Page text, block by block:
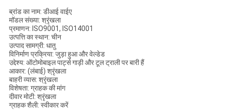
ब्रांड का नाम: डीआई वाईए
मॉडल संख्या: श्रृंखला
प्रमाणन: ISO9001, ISO14001
उत्पत्ति का स्थान: चीन
उत्पाद सामग्री: धातु
विनिर्माण प्रक्रिया: जुड़ा हुआ और वेल्डेड
उद्देश्य: ऑटोमोबाइल पार्ट्स गाड़ी और टूल ट्राली पर बारी हैं
आकार: (लंबाई) श्रृंखला
बाहरी व्यास: श्रृंखला
विशेषता: ग्राहक की मांग
दीवार मोटी: श्रृंखला
ग्राहक शैली: स्वीकार करें